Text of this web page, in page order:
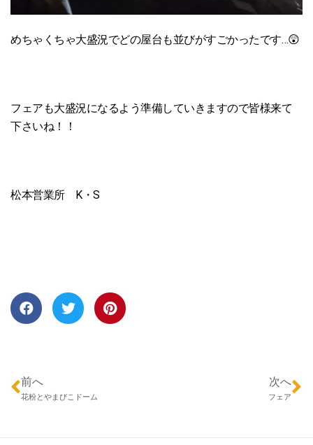
めちゃくちゃ大盛況でどの屋台も並びがすごかったです…😲
フェアも大盛況になるよう準備していきますので皆様来て
下さいね！！
松本営業所 K・S
前へ
花粉とやまびこドーム
次へ
フェア